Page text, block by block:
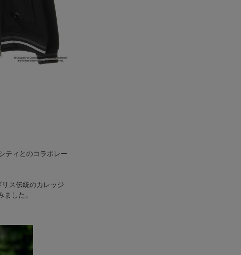
ティとのコラボレー
リス伝統のカレッジ
した。